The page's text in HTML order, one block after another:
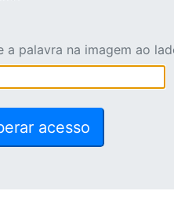
a palavra na imagem ao